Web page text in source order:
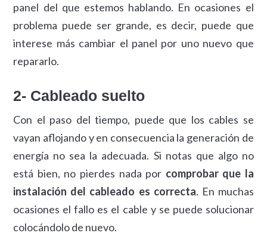
panel del que estemos hablando. En ocasiones el
problema puede ser grande, es decir, puede que
interese más cambiar el panel por uno nuevo que
repararlo.
2- Cableado suelto
Con el paso del tiempo, puede que los cables se
vayan aflojando y en consecuencia la generación de
energía no sea la adecuada. Si notas que algo no
está bien, no pierdes nada por comprobar que la
instalación del cableado es correcta. En muchas
ocasiones el fallo es el cable y se puede solucionar
colocándolo de nuevo.